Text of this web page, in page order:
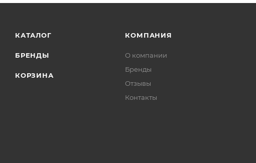
КАТАЛОГ
БРЕНДЫ
КОРЗИНА
КОМПАНИЯ
О компании
Бренды
Отзывы
Контакты